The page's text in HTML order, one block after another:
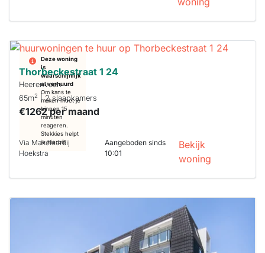
Deze woning
is
waarschijnlijk
al verhuurd
Om kans te
maken moet je
binnen 15
minuten
reageren.
Stekkies helpt
je hierbij!
Thorbeckestraat 1 24
Heerenveen
65m2 | 2 slaapkamers
€1262 per maand
Via Makelaardij
Hoekstra
Aangeboden sinds
10:01
Bekijk
woning